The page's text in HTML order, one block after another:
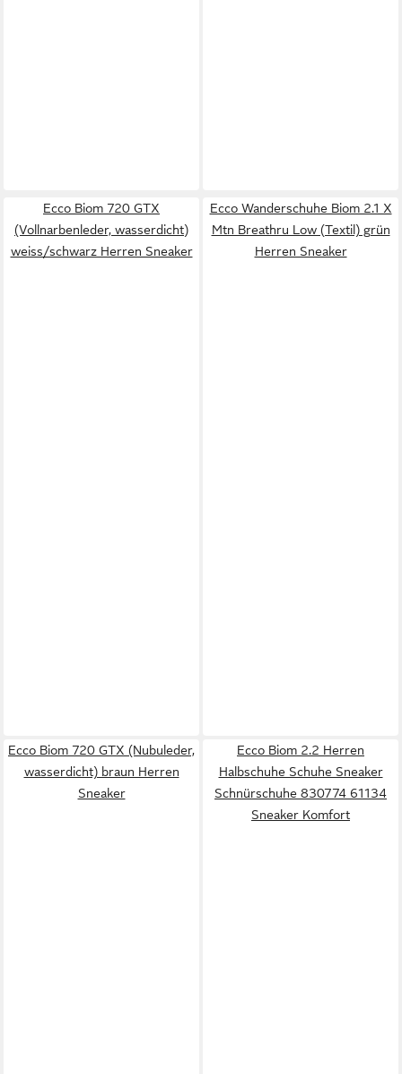
Ecco Biom 720 GTX
(Vollnarbenleder, wasserdicht)
weiss/schwarz Herren Sneaker
Ecco Wanderschuhe Biom 2.1 X
Mtn Breathru Low (Textil) grün
Herren Sneaker
Ecco Biom 720 GTX (Nubuleder,
wasserdicht) braun Herren
Sneaker
Ecco Biom 2.2 Herren
Halbschuhe Schuhe Sneaker
Schnürschuhe 830774 61134
Sneaker Komfort